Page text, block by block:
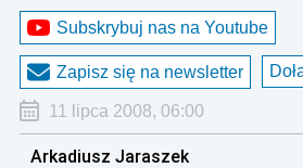
Subskrybuj nas na Youtube
Zapisz się na newsletter
11 lipca 2008, 06:00
Arkadiusz Jaraszek